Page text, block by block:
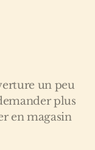
un peu
plus
en magasin